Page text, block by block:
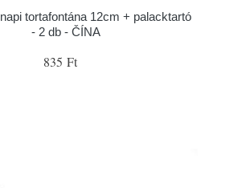
tortafontána 12cm + palacktartó
- 2 db - ČÍNA
835 Ft